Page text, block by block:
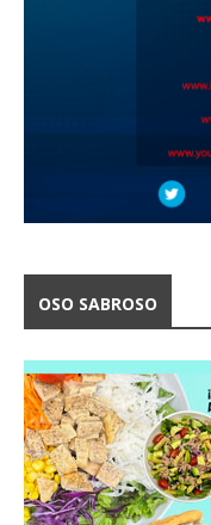
OSO SABROSO